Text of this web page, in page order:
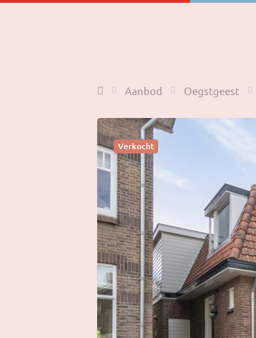
HomeAanbod Oegstgeest
Verkocht